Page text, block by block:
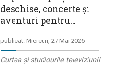
deschise, concerte şi
aventuri pentru...
publicat: Miercuri, 27 Mai 2026
Curtea şi studiourile televiziunii